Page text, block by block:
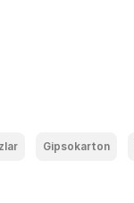
Gipsokarton